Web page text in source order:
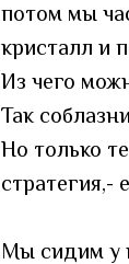
потом мы
кристалл и
Из чего
Так
Но только
стратегия,-
Мы сидим у